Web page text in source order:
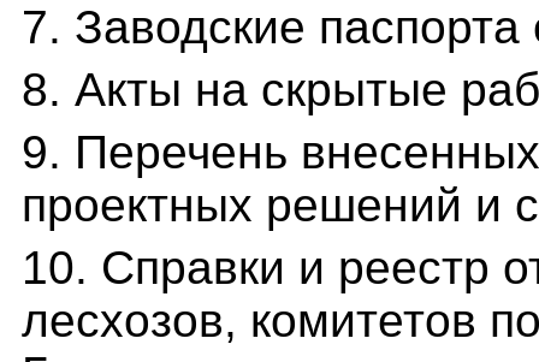
7. Заводские
8. Акты на скрытые
9. Перечень
проектных решений и
10. Справки и реестр
лесхозов, комитетов